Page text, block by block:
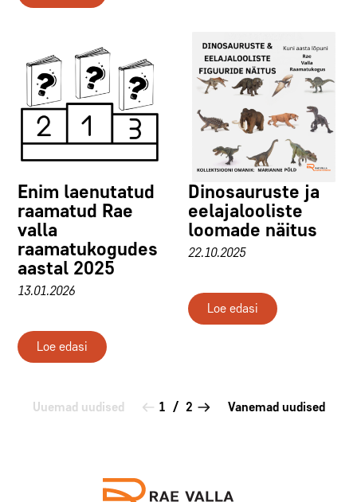
Enim laenutatud
raamatud Rae
valla
raamatukogudes
aastal 2025
13.01.2026
Loe edasi
Dinosauruste ja
eelajalooliste
loomade näitus
22.10.2025
Loe edasi
Uuemad uudised 1 / 2 Vanemad uudised